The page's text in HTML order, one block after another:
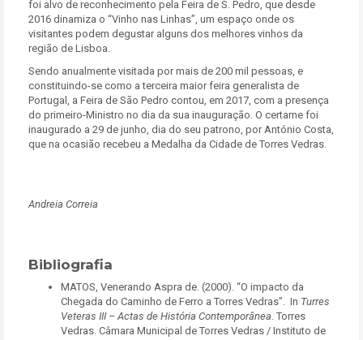
foi alvo de reconhecimento pela Feira de S. Pedro, que desde
2016 dinamiza o “Vinho nas Linhas”, um espaço onde os
visitantes podem degustar alguns dos melhores vinhos da
região de Lisboa.
Sendo anualmente visitada por mais de 200 mil pessoas, e
constituindo-se como a terceira maior feira generalista de
Portugal, a Feira de São Pedro contou, em 2017, com a presença
do primeiro-Ministro no dia da sua inauguração. O certame foi
inaugurado a 29 de junho, dia do seu patrono, por António Costa,
que na ocasião recebeu a Medalha da Cidade de Torres Vedras.
Andreia Correia
Bibliografia
MATOS, Venerando Aspra de. (2000). “O impacto da
Chegada do Caminho de Ferro a Torres Vedras”. In Turres
Veteras III – Actas de História Contemporânea. Torres
Vedras. Câmara Municipal de Torres Vedras / Instituto de